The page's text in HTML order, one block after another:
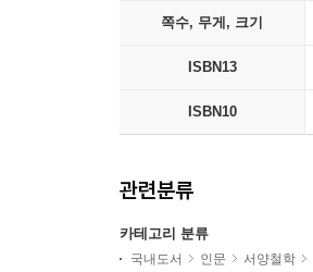
쪽수, 무게, 크기
ISBN13
ISBN10
관련분류
카테고리 분류
국내도서 인문 서양철학